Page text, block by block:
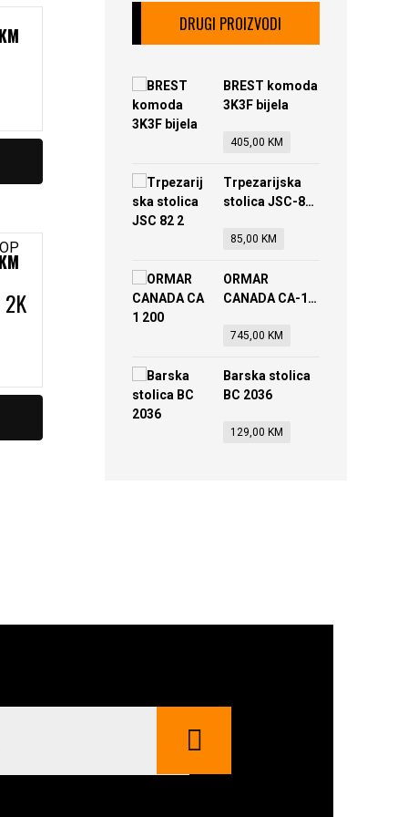
KM
KM
DRUGI PROIZVODI
BREST komoda
3K3F bijela
405,00 KM
Trpezarijska
stolica JSC-82-
85,00 KM
ORMAR
CANADA CA-1-
745,00 KM
Barska stolica
BC 2036
129,00 KM